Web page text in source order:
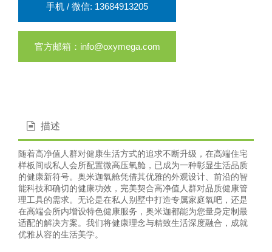
手机 / 微信: 13684913205
官方邮箱：info@oxymega.com
描述
随着高净值人群对健康生活方式的追求不断升级，在高端住宅
样板间或私人会所配置微高压氧舱，已成为一种彰显生活品质
的健康新符号。奥米迦氧舱凭借其优雅的外观设计、前沿的智
能科技和确切的健康功效，完美契合高净值人群对品质健康管
理工具的需求。无论是在私人别墅中打造专属家庭氧吧，还是
在高端会所内增设特色健康服务，奥米迦都能为您量身定制最
适配的解决方案。我们将健康理念与精致生活深度融合，成就
优雅从容的生活美学。